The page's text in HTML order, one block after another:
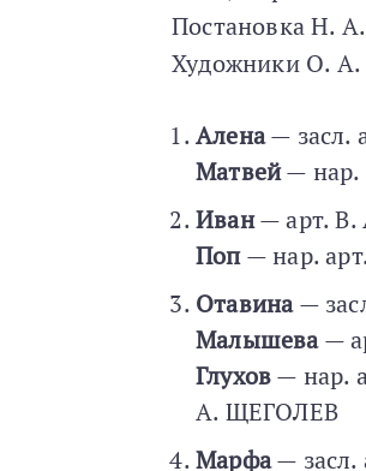
Постановка Н.
Художники О. А.
Алена— засл.
Матвей— нар.
Иван— арт.
Поп— нар.
Отавина—
Малышева—
Глухов— нар.
А. ЩЕГОЛЕВ
Марфа—